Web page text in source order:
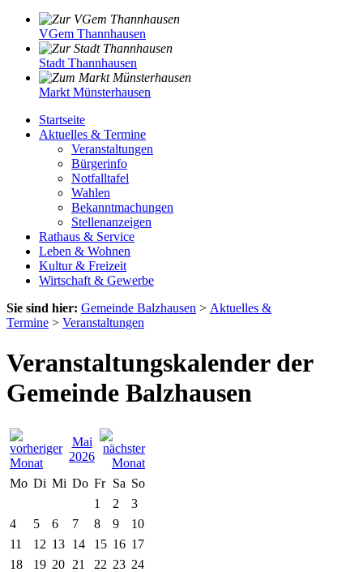
VGem Thannhausen
Stadt Thannhausen
Markt Münsterhausen
Startseite
Aktuelles & Termine
Veranstaltungen
Bürgerinfo
Notfalltafel
Wahlen
Bekanntmachungen
Stellenanzeigen
Rathaus & Service
Leben & Wohnen
Kultur & Freizeit
Wirtschaft & Gewerbe
Sie sind hier: Gemeinde Balzhausen > Aktuelles &
Termine > Veranstaltungen
Veranstaltungskalender der
Gemeinde Balzhausen
Mai
2026
Mo Di Mi Do Fr Sa So
1
2
3
4
5 6 7 8 9
10
11
12 13 14 15 16 17
18
19 20 21 22 23 24